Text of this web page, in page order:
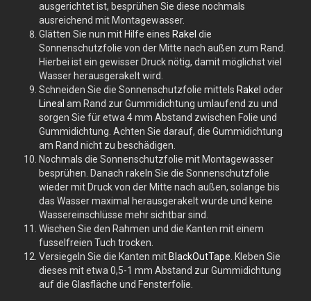
ausgerichtet ist, besprühen Sie diese nochmals
ausreichend mit Montagewasser.
Glätten Sie nun mit Hilfe eines Rakel die
Sonnenschutzfolie von der Mitte nach außen zum Rand.
Hierbei ist ein gewisser Druck nötig, damit möglichst viel
Wasser herausgerakelt wird.
Schneiden Sie die Sonnenschutzfolie mittels Rakel oder
Lineal am Rand zur Gummidichtung umlaufend zu und
sorgen Sie für etwa 4 mm Abstand zwischen Folie und
Gummidichtung. Achten Sie darauf, die Gummidichtung
am Rand nicht zu beschädigen.
Nochmals die Sonnenschutzfolie mit Montagewasser
besprühen. Danach rakeln Sie die Sonnenschutzfolie
wieder mit Druck von der Mitte nach außen, solange bis
das Wasser maximal herausgerakelt wurde und keine
Wassereinschlüsse mehr sichtbar sind.
Wischen Sie den Rahmen und die Kanten mit einem
fusselfreien Tuch trocken.
Versiegeln Sie die Kanten mit BlackOutTape . Kleben Sie
dieses mit etwa 0,5-1 mm Abstand zur Gummidichtung
auf die Glasfläche und Fensterfolie.